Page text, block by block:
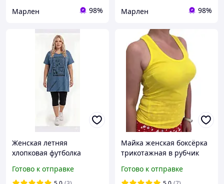
Марлен 98% Марлен 98%
Женская летняя
хлопковая футболка
большие размеры 58 60
Готово к отправке
Майка женская боксёрка
трикотажная в рубчик
Готово к отправке